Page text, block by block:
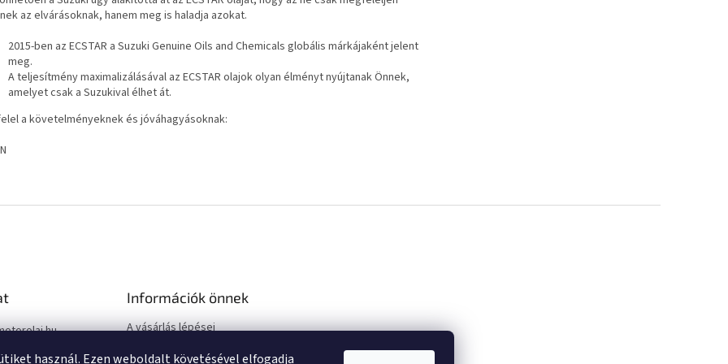
használ. Ezen weboldalt követésével elfogadja
az elvárásoknak, hanem meg is haladja azokat.
2015-ben az ECSTAR a Suzuki Genuine Oils and Chemicals globális márkájaként jelent
meg.
A teljesítmény maximalizálásával az ECSTAR olajok olyan élményt nyújtanak Önnek,
amelyet csak a Suzukival élhet át.
a követelményeknek és jóváhagyásoknak:
Információk önnek
A vásárlás lépései